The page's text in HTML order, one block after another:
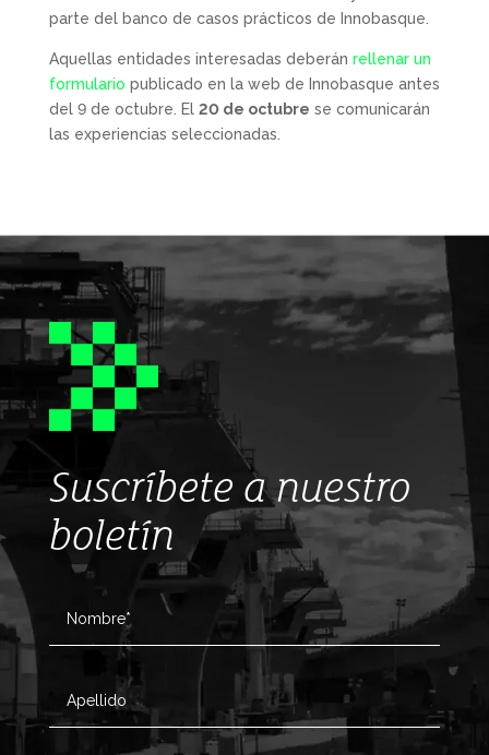
parte del banco de casos prácticos de Innobasque.
Aquellas entidades interesadas deberán rellenar un
formulario publicado en la web de Innobasque antes
del 9 de octubre. El 20 de octubre se comunicarán
las experiencias seleccionadas.
Suscríbete a nuestro
boletín